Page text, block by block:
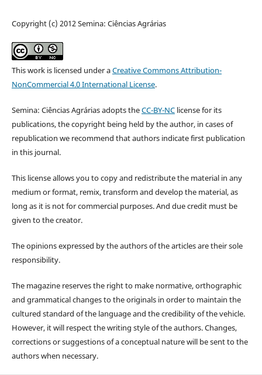
Copyright (c) 2012 Semina: Ciências Agrárias
This work is licensed under aCreative Commons Attribution-
NonCommercial 4.0 International License.
Semina: Ciências Agrárias adopts theCC-BY-NClicense for its
publications, the copyright being held by the author, in cases of
republication we recommend that authors indicate first publication
in this journal.
This license allows you to copy and redistribute the material in any
medium or format, remix, transform and develop the material, as
long as it is not for commercial purposes. And due credit must be
given to the creator.
The opinions expressed by the authors of the articles are their sole
responsibility.
The magazine reserves the right to make normative, orthographic
and grammatical changes to the originals in order to maintain the
cultured standard of the language and the credibility of the vehicle.
However, it will respect the writing style of the authors. Changes,
corrections or suggestions of a conceptual nature will be sent to the
authors when necessary.